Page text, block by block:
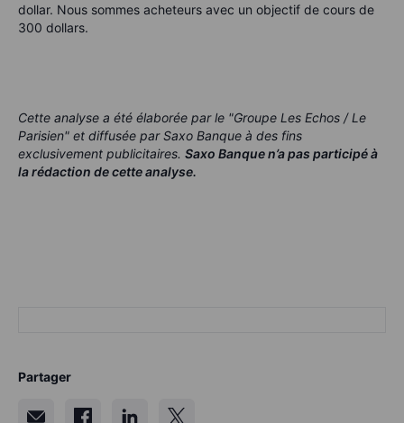
dollar. Nous sommes acheteurs avec un objectif de cours de
300 dollars.
Cette analyse a été élaborée par le "Groupe Les Echos / Le
Parisien" et diffusée par Saxo Banque à des fins
exclusivement publicitaires. Saxo Banque n’a pas participé à
la rédaction de cette analyse.
Partager